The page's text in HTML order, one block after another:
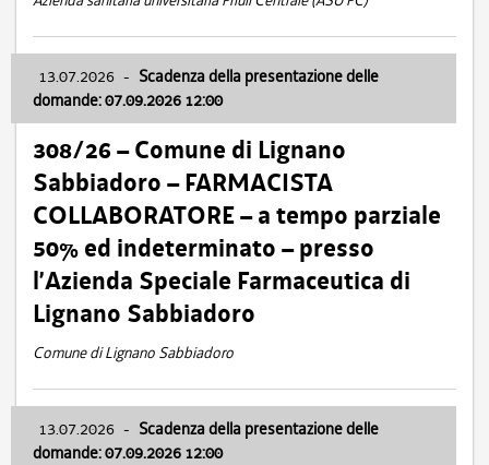
13.07.2026 - Scadenza della presentazione delle
domande: 07.09.2026 12:00
308/26 – Comune di Lignano
Sabbiadoro – FARMACISTA
COLLABORATORE – a tempo parziale
50% ed indeterminato – presso
l’Azienda Speciale Farmaceutica di
Lignano Sabbiadoro
Comune di Lignano Sabbiadoro
13.07.2026 - Scadenza della presentazione delle
domande: 07.09.2026 12:00